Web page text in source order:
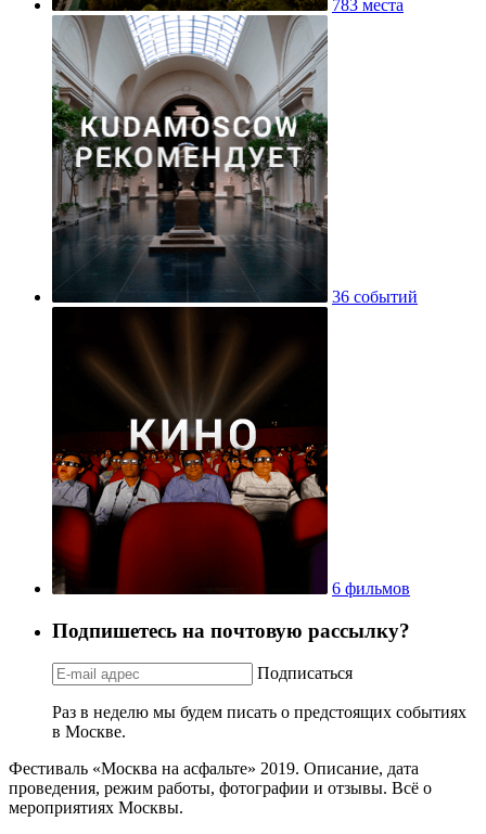
783 места
36 событий
6 фильмов
Подпишетесь на почтовую рассылку?
Подписаться
Раз в неделю мы будем писать о предстоящих событиях
в Москве.
Фестиваль «Москва на асфальте» 2019. Описание, дата
проведения, режим работы, фотографии и отзывы. Всё о
мероприятиях Москвы.